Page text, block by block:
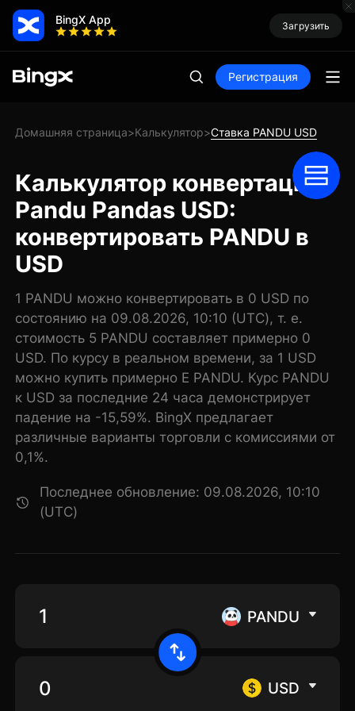
BingX App Загрузить
Регистрация
Домашняя страница>Калькулятор>Ставка PANDU USD
Калькулятор конвертации
Pandu Pandas USD:
конвертировать PANDU в
USD
1 PANDU можно конвертировать в 0 USD по
состоянию на 09.08.2026, 10:10 (UTC), т. е.
стоимость 5 PANDU составляет примерно 0
USD. По курсу в реальном времени, за 1 USD
можно купить примерно E PANDU. Курс PANDU
к USD за последние 24 часа демонстрирует
падение на -15,59%. BingX предлагает
различные варианты торговли с комиссиями от
0,1%.
Последнее обновление: 09.08.2026, 10:10
(UTC)
PANDU
USD